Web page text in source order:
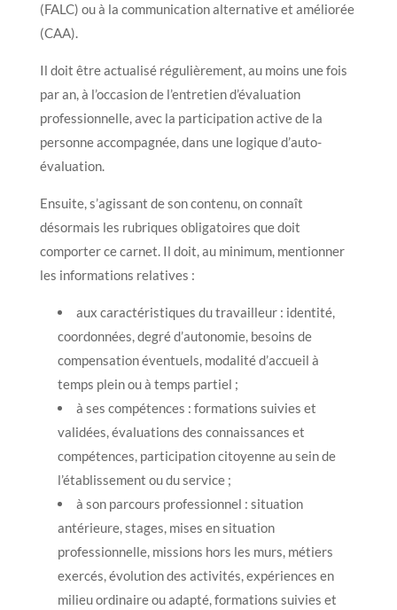
(FALC) ou à la communication alternative et améliorée
(CAA).
Il doit être actualisé régulièrement, au moins une fois
par an, à l’occasion de l’entretien d’évaluation
professionnelle, avec la participation active de la
personne accompagnée, dans une logique d’auto-
évaluation.
Ensuite, s’agissant de son contenu, on connaît
désormais les rubriques obligatoires que doit
comporter ce carnet. Il doit, au minimum, mentionner
les informations relatives :
aux caractéristiques du travailleur : identité,
coordonnées, degré d’autonomie, besoins de
compensation éventuels, modalité d’accueil à
temps plein ou à temps partiel ;
à ses compétences : formations suivies et
validées, évaluations des connaissances et
compétences, participation citoyenne au sein de
l’établissement ou du service ;
à son parcours professionnel : situation
antérieure, stages, mises en situation
professionnelle, missions hors les murs, métiers
exercés, évolution des activités, expériences en
milieu ordinaire ou adapté, formations suivies et